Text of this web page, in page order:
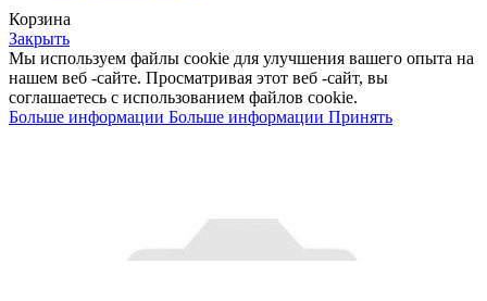
Корзина
Закрыть
Мы используем файлы cookie для улучшения вашего опыта на
нашем веб -сайте. Просматривая этот веб -сайт, вы
соглашаетесь с использованием файлов cookie.
Больше информации Больше информации Принять